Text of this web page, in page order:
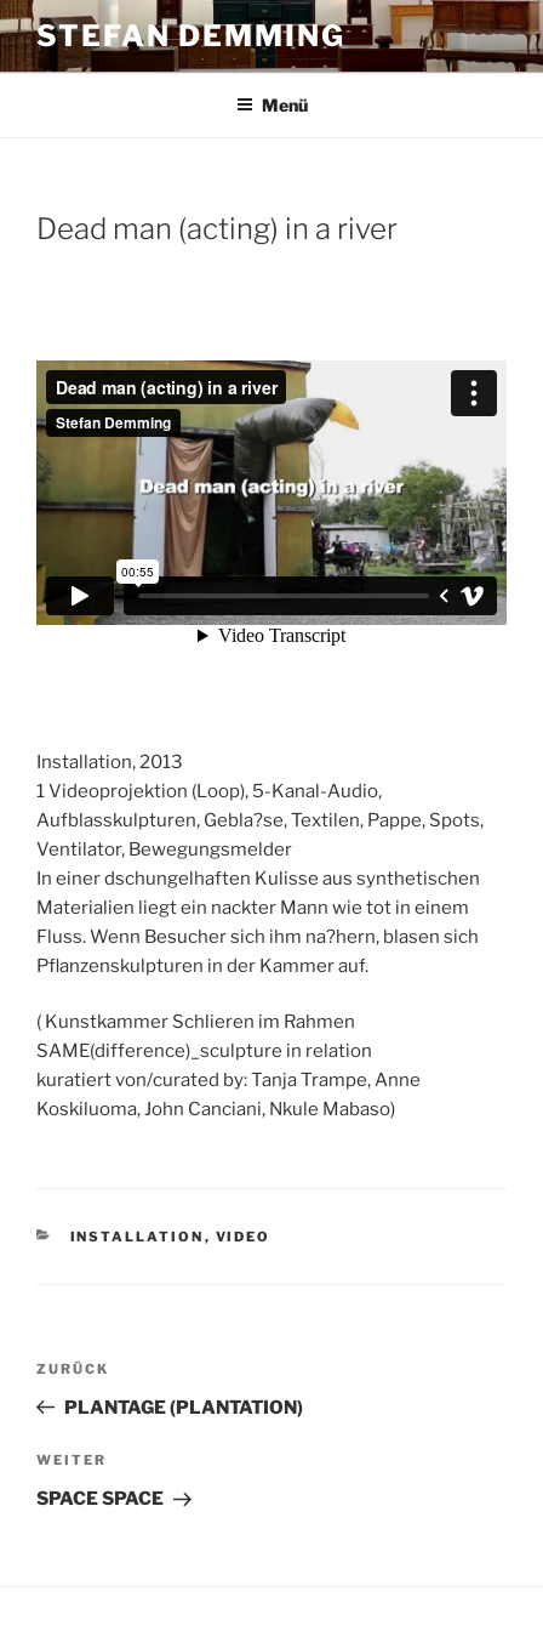
Zum
Inhalt
springen
STEFAN DEMMING
Menü
Dead man (acting) in a river
Installation, 2013
1 Videoprojektion (Loop), 5-Kanal-Audio,
Aufblasskulpturen, Gebla?se, Textilen, Pappe, Spots,
Ventilator, Bewegungsmelder
In einer dschungelhaften Kulisse aus synthetischen
Materialien liegt ein nackter Mann wie tot in einem
Fluss. Wenn Besucher sich ihm na?hern, blasen sich
Pflanzenskulpturen in der Kammer auf.
( Kunstkammer Schlieren im Rahmen
SAME(difference)_sculpture in relation
kuratiert von/curated by: Tanja Trampe, Anne
Koskiluoma, John Canciani, Nkule Mabaso)
KATEGORIEN
INSTALLATION , VIDEO
Beitragsnavigation
Vorheriger
Beitrag
ZURÜCK
PLANTAGE (PLANTATION)
Nächster
Beitrag
WEITER
SPACE SPACE